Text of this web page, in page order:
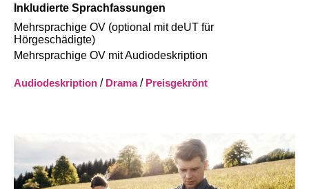
Inkludierte Sprachfassungen
Mehrsprachige OV (optional mit deUT für
Hörgeschädigte)
Mehrsprachige OV mit Audiodeskription
Audiodeskription / Drama/ Preisgekrönt